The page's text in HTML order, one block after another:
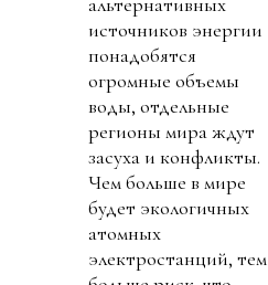
источников энергии
понадобятся
огромные объемы
воды, отдельные
регионы мира ждут
засуха и конфликты.
Чем больше в мире
будет экологичных
атомных
электростанций, тем